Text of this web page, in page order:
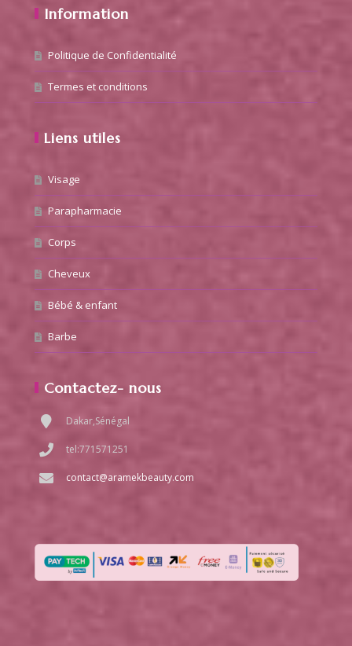
Information
Politique de Confidentialité
Termes et conditions
Liens utiles
Visage
Parapharmacie
Corps
Cheveux
Bébé & enfant
Barbe
Contactez- nous
Dakar,Sénégal
tel:771571251
contact@aramekbeauty.com